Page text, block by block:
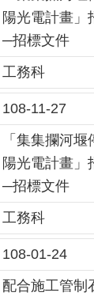
陽光電計畫」
─招標文件
工務科
108-11-27
「集集攔河
陽光電計畫」
─招標文件
工務科
108-01-24
配合施工管制